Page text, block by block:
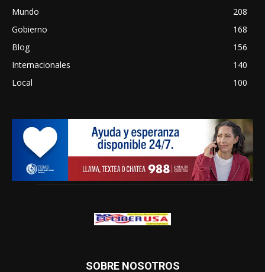
Mundo
208
Gobierno
168
Blog
156
Internacionales
140
Local
100
SOBRE NOSOTROS